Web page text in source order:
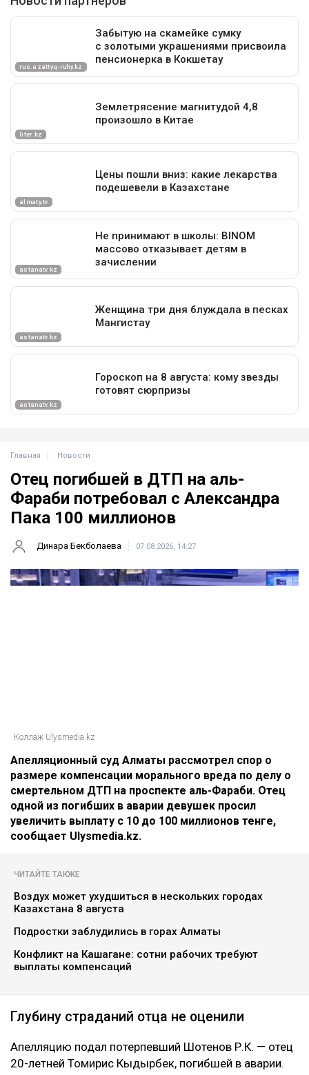
Главная Новости
Отец погибшей в ДТП на аль-
Фараби потребовал с Александра
Пака 100 миллионов
Динара Бекболаева 07.08.2026, 14:27
Коллаж Ulysmedia.kz
Апелляционный суд Алматы рассмотрел спор о
размере компенсации морального вреда по делу о
смертельном ДТП на проспекте аль-Фараби. Отец
одной из погибших в аварии девушек просил
увеличить выплату с 10 до 100 миллионов тенге,
сообщает Ulysmedia.kz.
ЧИТАЙТЕ ТАКЖЕ
Воздух может ухудшиться в нескольких городах
Казахстана 8 августа
Подростки заблудились в горах Алматы
Конфликт на Кашагане: сотни рабочих требуют
выплаты компенсаций
Глубину страданий отца не оценили
Апелляцию подал потерпевший Шотенов Р.К. — отец
20-летней Томирис Кыдырбек, погибшей в аварии.